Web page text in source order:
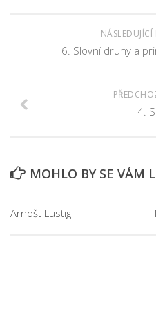
NÁSLEDUJÍCÍ
6. Slovní druhy a
4.
MOHLO BY SE VÁM
Arnošt Lustig